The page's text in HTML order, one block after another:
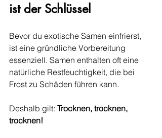
ist der Schlüssel
Bevor du exotische Samen einfrierst,
ist eine gründliche Vorbereitung
essenziell. Samen enthalten oft eine
natürliche Restfeuchtigkeit, die bei
Frost zu Schäden führen kann.
Deshalb gilt: Trocknen, trocknen,
trocknen!